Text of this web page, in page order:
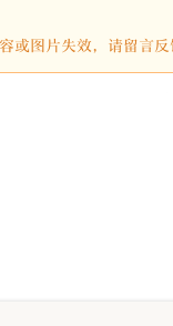
或图片失效，请留言